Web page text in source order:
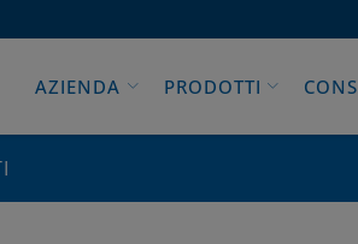
AZIENDA PRODOTTI